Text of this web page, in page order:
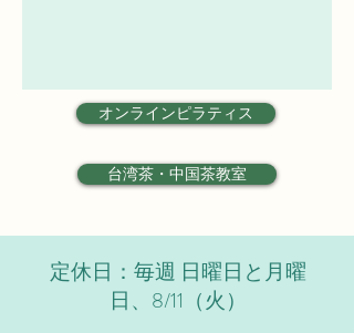
オンラインピラティス
台湾茶・中国茶教室
定休日：毎週 日曜日と月曜
日、8/11（火）